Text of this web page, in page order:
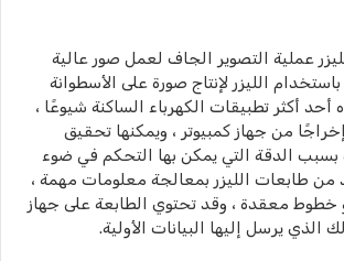
عملية التصوير الجاف لعمل صور عالية
الليزر لإنتاج صورة على الأسطوانة
أحد أكثر تطبيقات الكهرباء الساكنة شيوعًا ،
من جهاز كمبيوتر ، ويمكنها تحقيق
بسبب الدقة التي يمكن بها التحكم في ضوء
من طابعات الليزر بمعالجة معلومات مهمة ،
خطوط معقدة ، وقد تحتوي الطابعة على جهاز
الذي يرسل إليها البيانات الأولية.